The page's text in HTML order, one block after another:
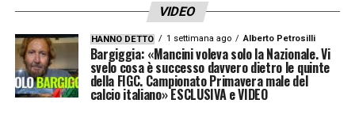
VIDEO
HANNO DETTO 1 settimana ago Alberto Petrosilli
Bargiggia: «Mancini voleva solo la Nazionale. Vi
svelo cosa è successo davvero dietro le quinte
della FIGC. Campionato Primavera male del
calcio italiano» ESCLUSIVA e VIDEO